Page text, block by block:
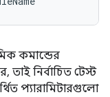
কমান্ডের
নির্বাচিত টেস্ট
প্যারামিটারগুলো